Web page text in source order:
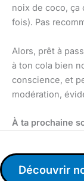
noix de coco, ça
fois). Pas
Alors, prêt à
à ton cola bien
conscience, et
modération,
À ta prochaine
Découvrir